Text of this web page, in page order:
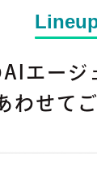
エージ
わせて